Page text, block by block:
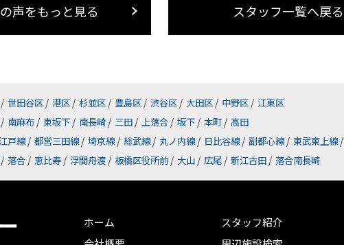
声をもっと見る スタッフ一覧へ戻る
/ 世田谷区 / 港区 / 杉並区 / 豊島区 / 渋谷区 / 大田区 / 中野区 / 江東区
/ 南麻布 / 東坂下 / 南長崎 / 三田 / 上落合 / 坂下 / 本町 / 高田
戸線 / 都営三田線 / 埼京線 / 総武線 / 丸ノ内線 / 日比谷線 / 副都心線 / 東武東上線 /
/ 落合 / 恵比寿 / 浮間舟渡 / 板橋区役所前 / 大山 / 広尾 / 新江古田 / 落合南長崎
ホーム
スタッフ紹介